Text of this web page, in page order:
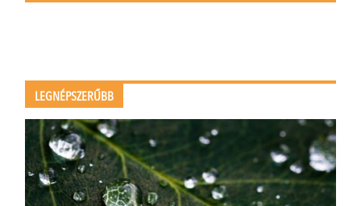
LEGNÉPSZERŰBB